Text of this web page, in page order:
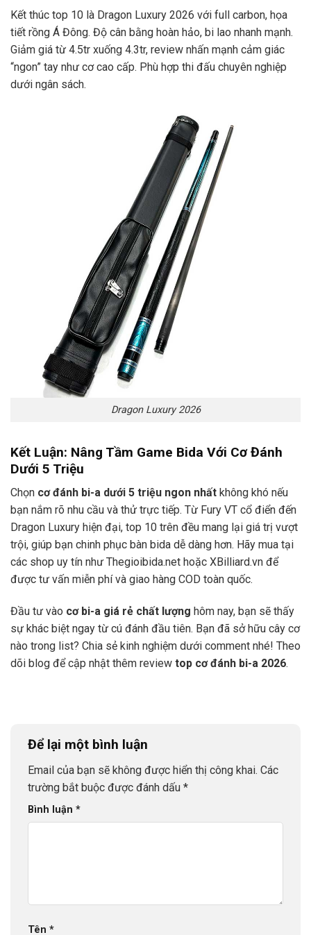
Kết thúc top 10 là Dragon Luxury 2026 với full carbon, họa
tiết rồng Á Đông. Độ cân bằng hoàn hảo, bi lao nhanh mạnh.
Giảm giá từ 4.5tr xuống 4.3tr, review nhấn mạnh cảm giác
“ngon” tay như cơ cao cấp. Phù hợp thi đấu chuyên nghiệp
dưới ngân sách.
Dragon Luxury 2026
Kết Luận: Nâng Tầm Game Bida Với Cơ Đánh
Dưới 5 Triệu
Chọn cơ đánh bi-a dưới 5 triệu ngon nhất không khó nếu
bạn nắm rõ nhu cầu và thử trực tiếp. Từ Fury VT cổ điển đến
Dragon Luxury hiện đại, top 10 trên đều mang lại giá trị vượt
trội, giúp bạn chinh phục bàn bida dễ dàng hơn. Hãy mua tại
các shop uy tín như Thegioibida.net hoặc XBilliard.vn để
được tư vấn miễn phí và giao hàng COD toàn quốc.
Đầu tư vào cơ bi-a giá rẻ chất lượng hôm nay, bạn sẽ thấy
sự khác biệt ngay từ cú đánh đầu tiên. Bạn đã sở hữu cây cơ
nào trong list? Chia sẻ kinh nghiệm dưới comment nhé! Theo
dõi blog để cập nhật thêm review top cơ đánh bi-a 2026.
Để lại một bình luận
Email của bạn sẽ không được hiển thị công khai. Các
trường bắt buộc được đánh dấu *
Bình luận *
Tên *